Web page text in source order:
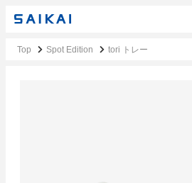
Top Spot Edition tori トレー